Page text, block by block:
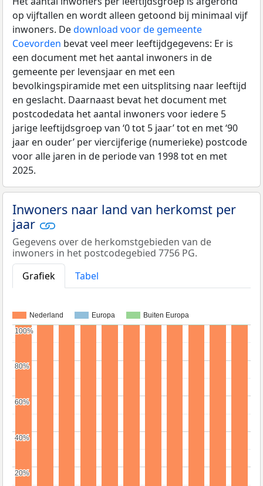
op vijftallen en wordt alleen getoond bij minimaal vijf
inwoners. Dedownload voor de gemeente
Coevorden bevat veel meer leeftijdgegevens: Er is
een document met het aantal inwoners in de
gemeente per levensjaar en met een
bevolkingspiramide met een uitsplitsing naar leeftijd
en geslacht. Daarnaast bevat het document met
postcodedata het aantal inwoners voor iedere 5
jarige leeftijdsgroep van ‘0 tot 5 jaar’ tot en met ‘90
jaar en ouder’ per viercijferige (numerieke) postcode
voor alle jaren in de periode van 1998 tot en met
2025.
Inwoners naar land van herkomst per
jaar
Gegevens over de herkomstgebieden van de
inwoners in het postcodegebied 7756 PG.
Grafiek
Tabel
Nederland Europa Buiten Europa
20%
20%
40%
40%
60%
60%
80%
80%
100%
100%